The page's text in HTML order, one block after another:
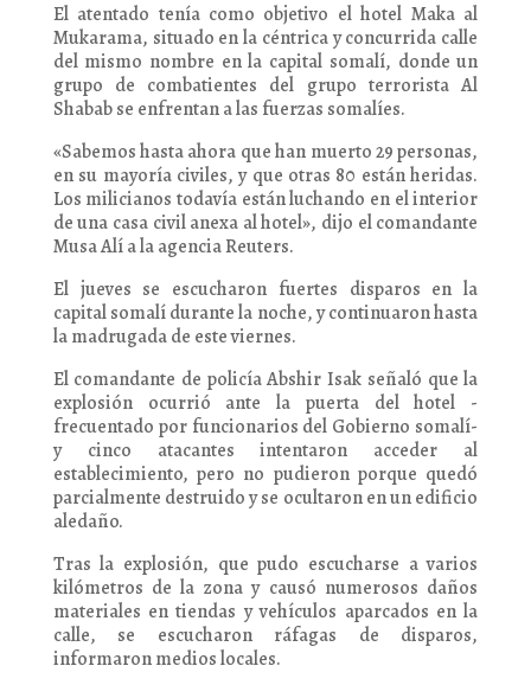
El atentado tenía como objetivo el hotel Maka al
Mukarama, situado en la céntrica y concurrida calle
del mismo nombre en la capital somalí, donde un
grupo de combatientes del grupo terrorista Al
Shabab se enfrentan a las fuerzas somalíes.
«Sabemos hasta ahora que han muerto 29 personas,
en su mayoría civiles, y que otras 80 están heridas.
Los milicianos todavía están luchando en el interior
de una casa civil anexa al hotel», dijo el comandante
Musa Alí a la agencia Reuters.
El jueves se escucharon fuertes disparos en la
capital somalí durante la noche, y continuaron hasta
la madrugada de este viernes.
El comandante de policía Abshir Isak señaló que la
explosión ocurrió ante la puerta del hotel -
frecuentado por funcionarios del Gobierno somalí-
y cinco atacantes intentaron acceder al
establecimiento, pero no pudieron porque quedó
parcialmente destruido y se ocultaron en un edificio
aledaño.
Tras la explosión, que pudo escucharse a varios
kilómetros de la zona y causó numerosos daños
materiales en tiendas y vehículos aparcados en la
calle, se escucharon ráfagas de disparos,
informaron medios locales.